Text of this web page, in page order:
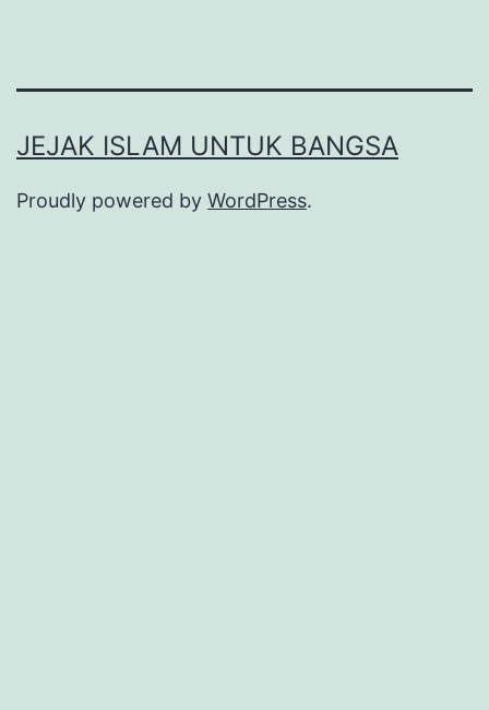
JEJAK ISLAM UNTUK BANGSA
Proudly powered by WordPress.